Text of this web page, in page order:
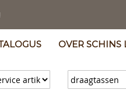
OVER SCHINS